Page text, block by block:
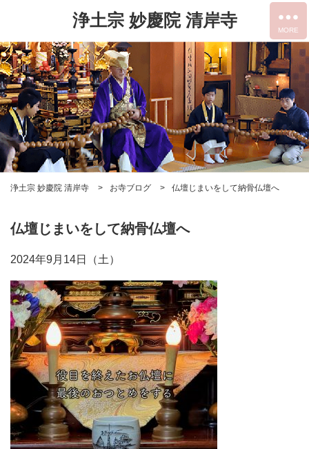
浄土宗 妙慶院 清岸寺
浄土宗 妙慶院 清岸寺 お寺ブログ 仏壇じまいをして納骨仏壇へ
仏壇じまいをして納骨仏壇へ
2024年9月14日（土）